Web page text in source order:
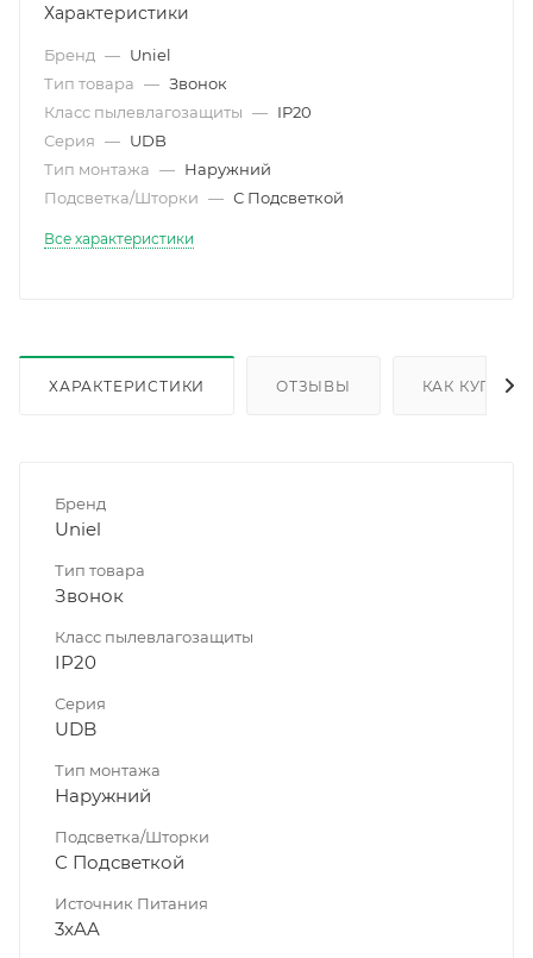
Характеристики
Бренд — Uniel
Тип товара — Звонок
Класс пылевлагозащиты — IP20
Серия — UDB
Тип монтажа — Наружний
Подсветка/Шторки — С Подсветкой
Все характеристики
ХАРАКТЕРИСТИКИ ОТЗЫВЫ КАК КУПИТЬ
Бренд
Uniel
Тип товара
Звонок
Класс пылевлагозащиты
IP20
Серия
UDB
Тип монтажа
Наружний
Подсветка/Шторки
С Подсветкой
Источник Питания
3xAA